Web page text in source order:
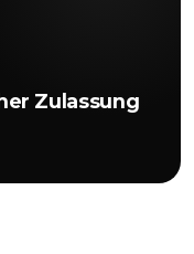
Zulassung